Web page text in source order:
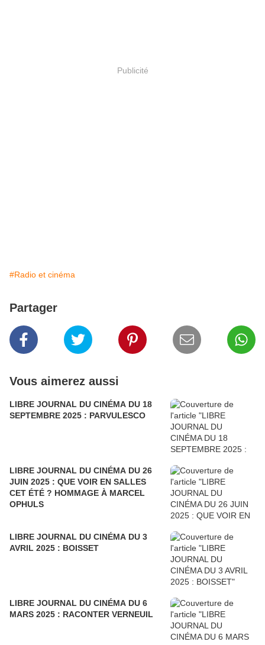
Publicité
#Radio et cinéma
Partager
Vous aimerez aussi
LIBRE JOURNAL DU CINÉMA DU 18
SEPTEMBRE 2025 : PARVULESCO
LIBRE JOURNAL DU CINÉMA DU 26
JUIN 2025 : QUE VOIR EN SALLES
CET ÉTÉ ? HOMMAGE À MARCEL
OPHULS
LIBRE JOURNAL DU CINÉMA DU 3
AVRIL 2025 : BOISSET
LIBRE JOURNAL DU CINÉMA DU 6
MARS 2025 : RACONTER VERNEUIL